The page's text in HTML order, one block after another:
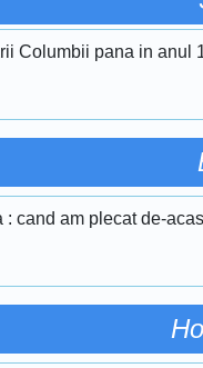
Columbii pana in anul
cand am plecat de-